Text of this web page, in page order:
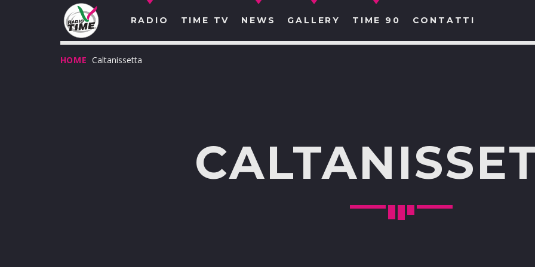
RADIO TIME TV NEWS GALLERY TIME 90 CONTATTI
HOME Caltanissetta